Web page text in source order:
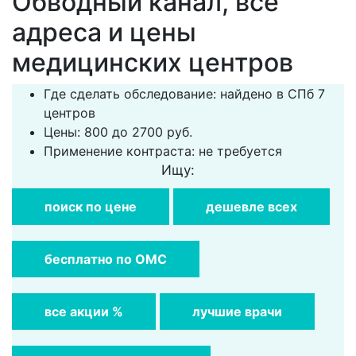
адреса и цены
медицинских центров
Где сделать обследование: найдено в СПб 7
центров
Цены: 800 до 2700 руб.
Применение контраста: не требуется
Ищу:
поиск по цене дешевле всех
бесплатно по ОМС
все акции % лучшие врачи